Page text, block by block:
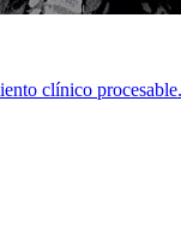
clínico procesable.